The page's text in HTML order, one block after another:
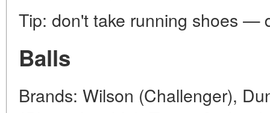
Tip: don't take running shoes —
Balls
Brands: Wilson (Challenger),